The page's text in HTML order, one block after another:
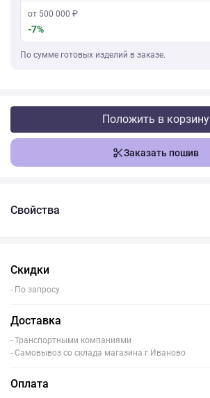
от 500 000 ₽
-7%
По сумме готовых изделий в заказе.
Положить в корзину
Заказать пошив
Свойства
Скидки
- По запросу
Доставка
- Транспортными компаниями
- Самовывоз со склада магазина г.Иваново
Оплата